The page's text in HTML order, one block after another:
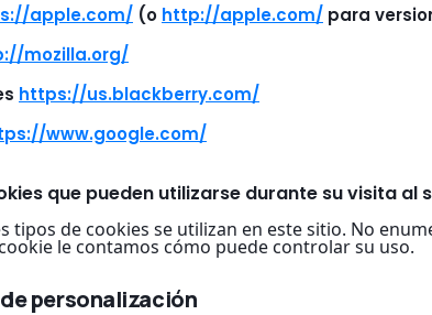
apple.com/ (o http://apple.com/ para
mozilla.org/
https://us.blackberry.com/
www.google.com/
que pueden utilizarse durante su visita al
tipos de cookies se utilizan en este sitio. No
le contamos cómo puede controlar su uso.
personalización